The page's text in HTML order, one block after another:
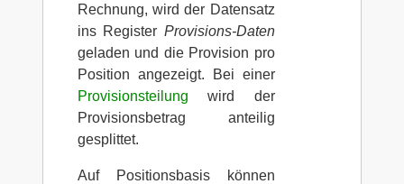
Rechnung, wird der Datensatz
ins Register Provisions-Daten
geladen und die Provision pro
Position angezeigt. Bei einer
Provisionsteilung wird der
Provisionsbetrag anteilig
gesplittet.
Auf Positionsbasis können